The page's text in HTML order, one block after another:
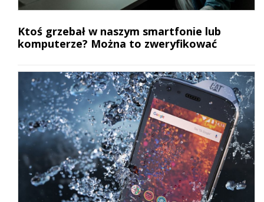
Ktoś grzebał w naszym smartfonie lub
komputerze? Można to zweryfikować